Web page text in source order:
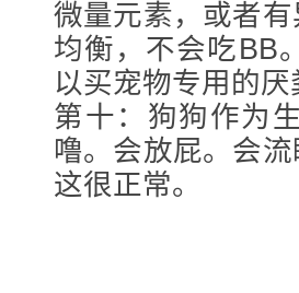
微量元素，或者
均衡，不会吃BB
以买宠物专用的厌
第十：狗狗作为
噜。会放屁。会
这很正常。